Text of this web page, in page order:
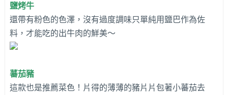
鹽烤牛
還帶有粉色的色澤，沒有過度調味只單純用鹽巴作為佐
料，才能吃的出牛肉的鮮美～
蕃茄豬
這款也是推薦菜色！片得的薄薄的豬片片包著小蕃茄去